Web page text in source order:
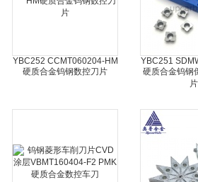
YBC252 CCMT060204-HM
硬质合金钨钢数控刀片
YBC251
硬质合金钨钢
片